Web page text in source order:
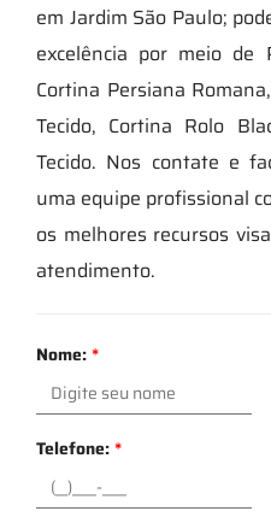
em Jardim São Paulo;
excelência por meio de
Cortina Persiana
Tecido, Cortina Rolo
Tecido. Nos contate e
uma equipe profissional
os melhores recursos
atendimento.
Nome:*
Telefone:*